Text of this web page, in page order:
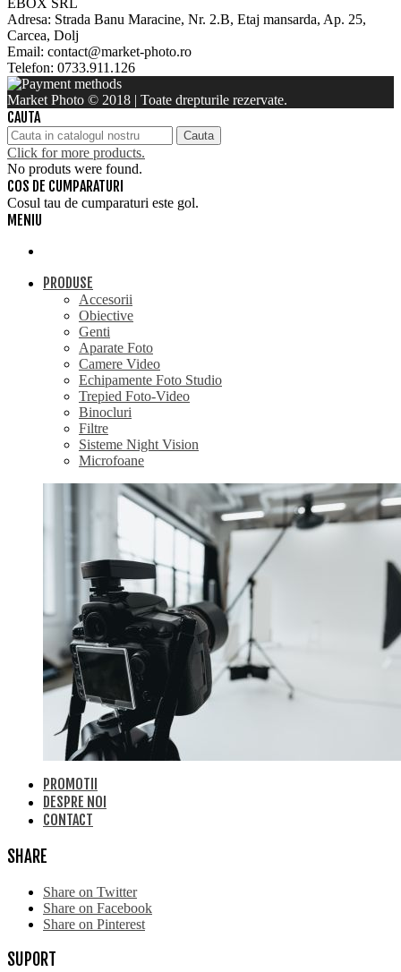
EBOX SRL
Adresa: Strada Banu Maracine, Nr. 2.B, Etaj mansarda, Ap. 25,
Carcea, Dolj
Email: contact@market-photo.ro
Telefon: 0733.911.126
Market Photo © 2018 | Toate drepturile rezervate.
CAUTA
Cauta
Click for more products.
No produts were found.
COS DE CUMPARATURI
Cosul tau de cumparaturi este gol.
MENIU
PRODUSE
Accesorii
Obiective
Genti
Aparate Foto
Camere Video
Echipamente Foto Studio
Trepied Foto-Video
Binocluri
Filtre
Sisteme Night Vision
Microfoane
PROMOTII
DESPRE NOI
CONTACT
SHARE
Share on Twitter
Share on Facebook
Share on Pinterest
SUPORT